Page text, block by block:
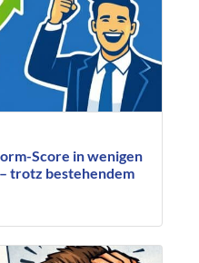
Score in wenigen
trotz bestehendem